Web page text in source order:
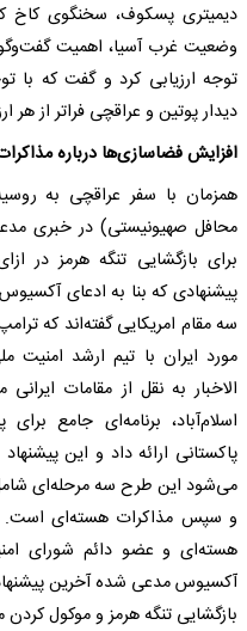
دیمیتری پسکوف، سخنگوی کاخ
وضعیت غرب آسیا، اهمیت
توجه ارزیابی کرد و گفت که با
دیدار پوتین و عراقچی فراتر از هر
افزایش فضاسازی‌ها درباره
همزمان با سفر عراقچی به
محافل صهیونیستی) در خبری
برای بازگشایی تنگه هرمز در
پیشنهادی که بنا به ادعای
سه مقام امریکایی گفته‌اند که
مورد ایران با تیم ارشد
الاخبار به نقل از مقامات
اسلام‌آباد، برنامه‌ای جامع
پاکستانی ارائه داد و این
می‌شود این طرح سه مرحله‌ای
و سپس مذاکرات هسته‌ای است.
هسته‌ای و عضو دائم شورای
آکسیوس مدعی شده آخرین پیشنهاد
بازگشایی تنگه هرمز و موکول